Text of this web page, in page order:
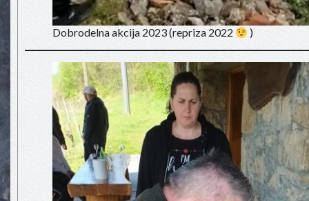
Dobrodelna akcija 2023 (repriza 2022 )